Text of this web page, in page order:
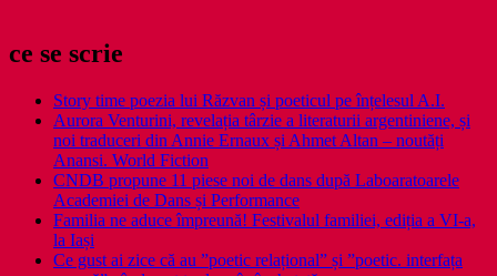
ce se scrie
Story time poezia lui Răzvan și poeticul pe înțelesul A.I.
Aurora Venturini, revelația târzie a literaturii argentiniene, și
noi traduceri din Annie Ernaux și Ahmet Altan – noutăți
Anansi. World Fiction
CNDB propune 11 piese noi de dans după Laboaratoarele
Academiei de Dans și Performance
Familia ne aduce împreună! Festivalul familiei, ediția a VI-a,
la Iași
Ce gust ai zice că au ”poetic relațional” și ”poetic. interfața